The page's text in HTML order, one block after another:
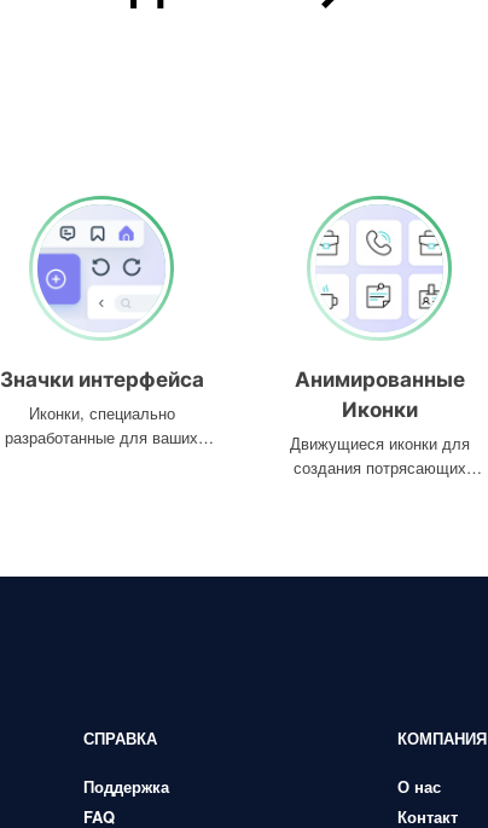
Значки интерфейса
Иконки, специально
разработанные для ваших
Анимированные
Иконки
Движущиеся иконки для
создания потрясающих
СПРАВКА
Поддержка
FAQ
КОМПАНИЯ
О нас
Контакт